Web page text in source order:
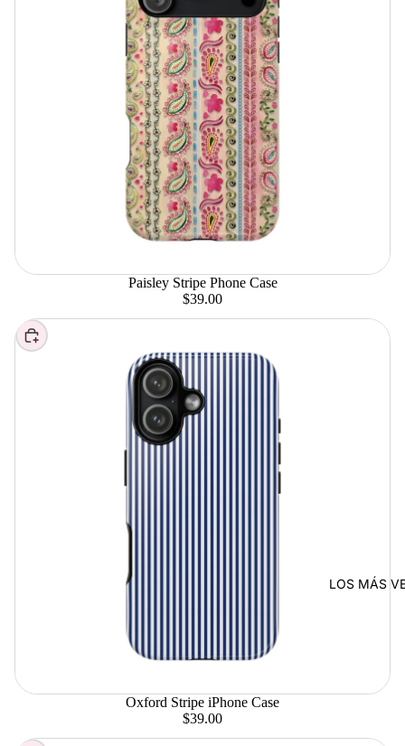
LOS MÁS
Paisley Stripe Phone Case
$39.00
Elegir
Oxford Stripe iPhone Case
$39.00